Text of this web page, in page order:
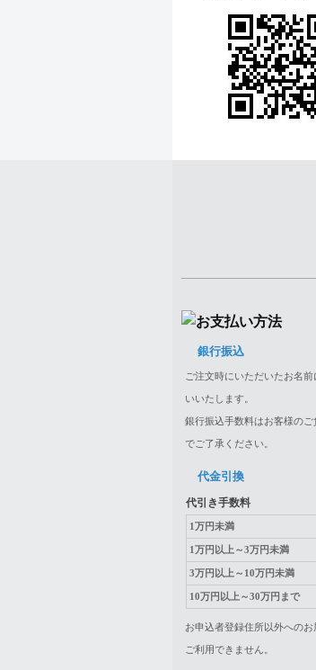
銀行振込
ご注文時にいただいたお名
いいたします。
銀行振込手数料はお客様の
でご了承ください。
代金引換
代引き手数料
1万円未満
1万円以上～3万円未満
3万円以上～10万円未満
10万円以上～30万円まで
お申込者登録住所以外へのお
ご利用できません。